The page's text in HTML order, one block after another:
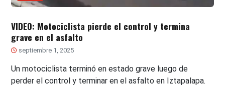
VIDEO: Motociclista pierde el control y termina
grave en el asfalto
septiembre 1, 2025
Un motociclista terminó en estado grave luego de
perder el control y terminar en el asfalto en Iztapalapa.